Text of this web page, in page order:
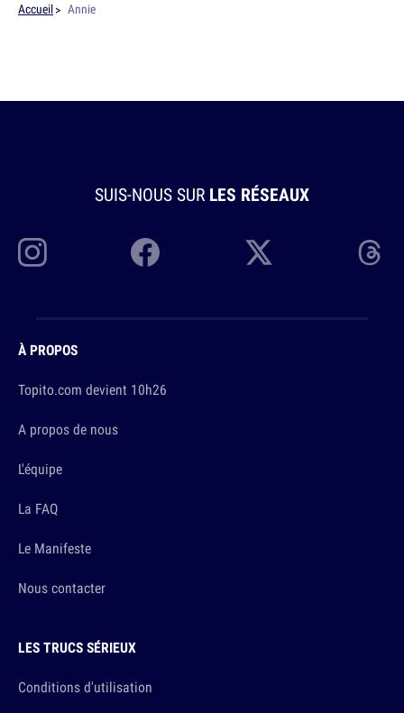
Accueil Annie
SUIS-NOUS SUR LES RÉSEAUX
À PROPOS
Topito.com devient 10h26
A propos de nous
L'équipe
La FAQ
Le Manifeste
Nous contacter
LES TRUCS SÉRIEUX
Conditions d'utilisation